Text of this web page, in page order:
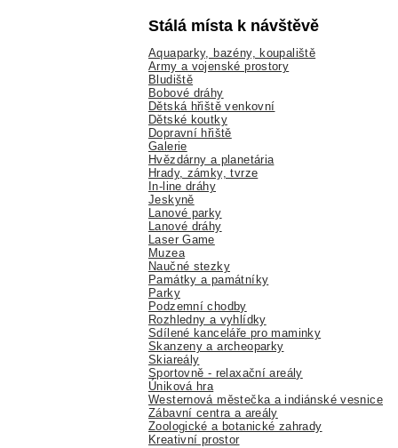
Stálá místa k návštěvě
Aquaparky, bazény, koupaliště
Army a vojenské prostory
Bludiště
Bobové dráhy
Dětská hřiště venkovní
Dětské koutky
Dopravní hřiště
Galerie
Hvězdárny a planetária
Hrady, zámky, tvrze
In-line dráhy
Jeskyně
Lanové parky
Lanové dráhy
Laser Game
Muzea
Naučné stezky
Památky a památníky
Parky
Podzemní chodby
Rozhledny a vyhlídky
Sdílené kanceláře pro maminky
Skanzeny a archeoparky
Skiareály
Sportovně - relaxační areály
Úniková hra
Westernová městečka a indiánské vesnice
Zábavní centra a areály
Zoologické a botanické zahrady
Kreativní prostor